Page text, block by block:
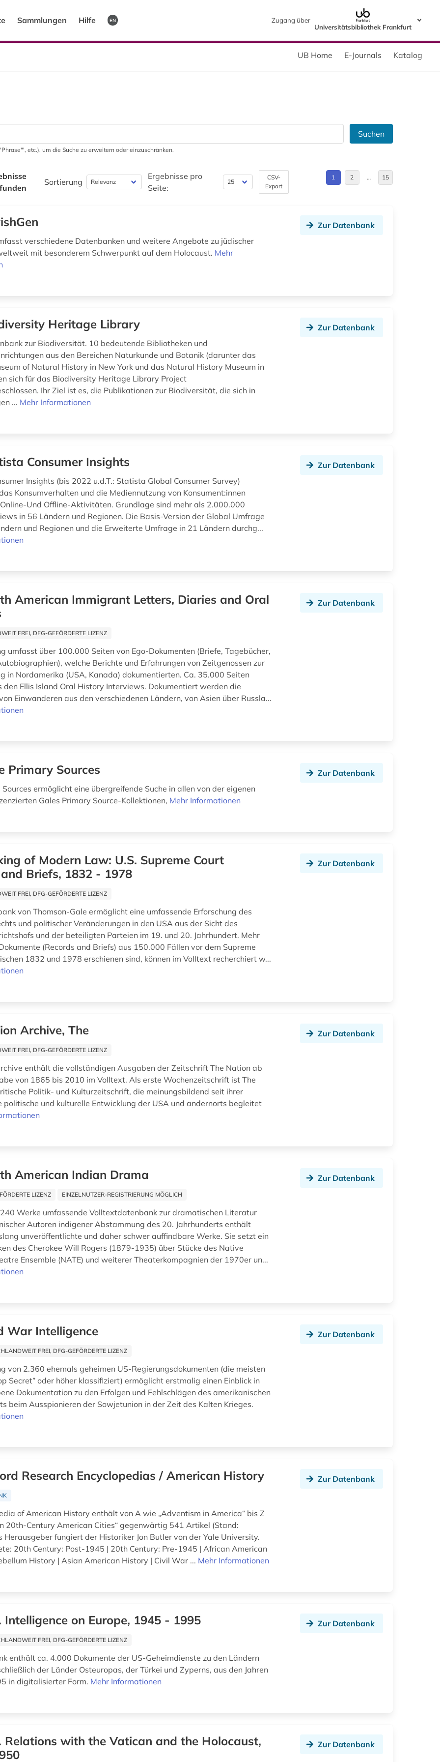
Sammlungen Hilfe EN
Zugang über
Universitätsbibliothek Frankfurt
UB Home E-Journals Katalog
Suchen
etc.), um die Suche zu erweitern oder einzuschränken.
Sortierung
Ergebnisse pro
Seite:
CSV-
Export
1 2 … 15
verschiedene Datenbanken und weitere Angebote zu jüdischer
mit besonderem Schwerpunkt auf dem Holocaust. Mehr
Zur Datenbank
Heritage Library
zur Biodiversität. 10 bedeutende Bibliotheken und
aus den Bereichen Naturkunde und Botanik (darunter das
of Natural History in New York und das Natural History Museum in
sich für das Biodiversity Heritage Library Project
Ihr Ziel ist es, die Publikationen zur Biodiversität, die sich in
... Mehr Informationen
Zur Datenbank
Consumer Insights
Insights (bis 2022 u.d.T.: Statista Global Consumer Survey)
Konsumverhalten und die Mediennutzung von Konsument:innen
Und Offline-Aktivitäten. Grundlage sind mehr als 2.000.000
in 56 Ländern und Regionen. Die Basis-Version der Global Umfrage
und Regionen und die Erweiterte Umfrage in 21 Ländern durchg...
Zur Datenbank
American Immigrant Letters, Diaries and Oral
FREI, DFG-GEFÖRDERTE LIZENZ
umfasst über 100.000 Seiten von Ego-Dokumenten (Briefe, Tagebücher,
welche Berichte und Erfahrungen von Zeitgenossen zur
in Nordamerika (USA, Kanada) dokumentierten. Ca. 35.000 Seiten
den Ellis Island Oral History Interviews. Dokumentiert werden die
Einwanderen aus den verschiedenen Ländern, von Asien über Russla...
Zur Datenbank
Primary Sources
ermöglicht eine übergreifende Suche in allen von der eigenen
Gales Primary Source-Kollektionen, Mehr Informationen
Zur Datenbank
of Modern Law: U.S. Supreme Court
Briefs, 1832 - 1978
FREI, DFG-GEFÖRDERTE LIZENZ
von Thomson-Gale ermöglicht eine umfassende Erforschung des
und politischer Veränderungen in den USA aus der Sicht des
und der beteiligten Parteien im 19. und 20. Jahrhundert. Mehr
(Records and Briefs) aus 150.000 Fällen vor dem Supreme
1832 und 1978 erschienen sind, können im Volltext recherchiert w...
Zur Datenbank
Archive, The
FREI, DFG-GEFÖRDERTE LIZENZ
enthält die vollständigen Ausgaben der Zeitschrift The Nation ab
von 1865 bis 2010 im Volltext. Als erste Wochenzeitschrift ist The
Politik- und Kulturzeitschrift, die meinungsbildend seit ihrer
politische und kulturelle Entwicklung der USA und andernorts begleitet
Zur Datenbank
American Indian Drama
LIZENZ EINZELNUTZER-REGISTRIERUNG MÖGLICH
Werke umfassende Volltextdatenbank zur dramatischen Literatur
Autoren indigener Abstammung des 20. Jahrhunderts enthält
unveröffentlichte und daher schwer auffindbare Werke. Sie setzt ein
des Cherokee Will Rogers (1879-1935) über Stücke des Native
Ensemble (NATE) und weiterer Theaterkompagnien der 1970er un...
Zur Datenbank
War Intelligence
FREI, DFG-GEFÖRDERTE LIZENZ
von 2.360 ehemals geheimen US-Regierungsdokumenten (die meisten
Secret” oder höher klassifiziert) ermöglicht erstmalig einen Einblick in
Dokumentation zu den Erfolgen und Fehlschlägen des amerikanischen
beim Ausspionieren der Sowjetunion in der Zeit des Kalten Krieges.
Zur Datenbank
Research Encyclopedias / American History
of American History enthält von A wie „Adventism in America“ bis Z
20th-Century American Cities“ gegenwärtig 541 Artikel (Stand:
Herausgeber fungiert der Historiker Jon Butler von der Yale University.
20th Century: Post-1945 | 20th Century: Pre-1945 | African American
History | Asian American History | Civil War ... Mehr Informationen
Zur Datenbank
Intelligence on Europe, 1945 - 1995
FREI, DFG-GEFÖRDERTE LIZENZ
enthält ca. 4.000 Dokumente der US-Geheimdienste zu den Ländern
der Länder Osteuropas, der Türkei und Zyperns, aus den Jahren
in digitalisierter Form. Mehr Informationen
Zur Datenbank
Relations with the Vatican and the Holocaust,
Zur Datenbank